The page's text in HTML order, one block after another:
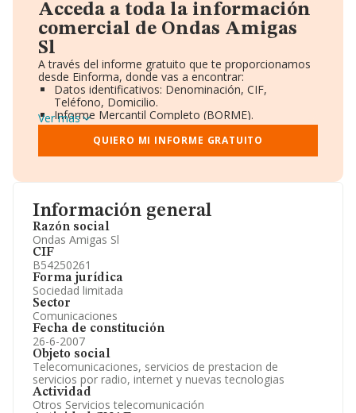
Información general
Razón social
Ondas Amigas Sl
CIF
B54250261
Forma jurídica
Sociedad limitada
Sector
Comunicaciones
Fecha de constitución
26-6-2007
Objeto social
Telecomunicaciones, servicios de prestacion de
servicios por radio, internet y nuevas tecnologias
Actividad
Otros Servicios telecomunicación
Acceda a toda la información
comercial de Ondas Amigas
Sl
A través del informe gratuito que te proporcionamos
desde Einforma, donde vas a encontrar:
Datos identificativos: Denominación, CIF,
Teléfono, Domicilio.
Informe Mercantil Completo (BORME).
Gráficos de Evolución Ventas y Empleados.
Consejo de Administración y Administradores.
Directivos y Ejecutivos.
Información oficial y registral complementaria.
Ver más
QUIERO MI INFORME GRATUITO